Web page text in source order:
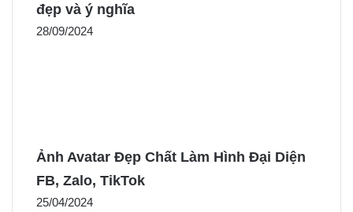
đẹp và ý nghĩa
28/09/2024
Ảnh Avatar Đẹp Chất Làm Hình Đại Diện
FB, Zalo, TikTok
25/04/2024